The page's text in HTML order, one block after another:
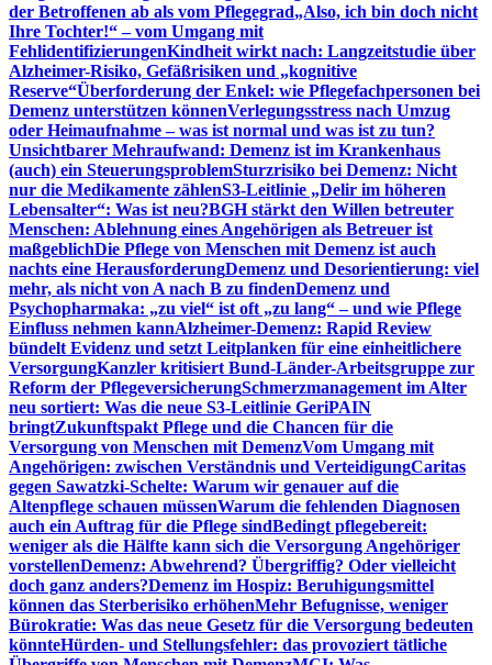
der Betroffenen ab als vom Pflegegrad„Also, ich bin doch nicht
Ihre Tochter!“ – vom Umgang mit
FehlidentifizierungenKindheit wirkt nach: Langzeitstudie über
Alzheimer-Risiko, Gefäßrisiken und „kognitive
Reserve“Überforderung der Enkel: wie Pflegefachpersonen bei
Demenz unterstützen könnenVerlegungsstress nach Umzug
oder Heimaufnahme – was ist normal und was ist zu tun?
Unsichtbarer Mehraufwand: Demenz ist im Krankenhaus
(auch) ein SteuerungsproblemSturzrisiko bei Demenz: Nicht
nur die Medikamente zählenS3-Leitlinie „Delir im höheren
Lebensalter“: Was ist neu?BGH stärkt den Willen betreuter
Menschen: Ablehnung eines Angehörigen als Betreuer ist
maßgeblichDie Pflege von Menschen mit Demenz ist auch
nachts eine HerausforderungDemenz und Desorientierung: viel
mehr, als nicht von A nach B zu findenDemenz und
Psychopharmaka: „zu viel“ ist oft „zu lang“ – und wie Pflege
Einfluss nehmen kannAlzheimer-Demenz: Rapid Review
bündelt Evidenz und setzt Leitplanken für eine einheitlichere
VersorgungKanzler kritisiert Bund-Länder-Arbeitsgruppe zur
Reform der PflegeversicherungSchmerzmanagement im Alter
neu sortiert: Was die neue S3-Leitlinie GeriPAIN
bringtZukunftspakt Pflege und die Chancen für die
Versorgung von Menschen mit DemenzVom Umgang mit
Angehörigen: zwischen Verständnis und VerteidigungCaritas
gegen Sawatzki-Schelte: Warum wir genauer auf die
Altenpflege schauen müssenWarum die fehlenden Diagnosen
auch ein Auftrag für die Pflege sindBedingt pflegebereit:
weniger als die Hälfte kann sich die Versorgung Angehöriger
vorstellenDemenz: Abwehrend? Übergriffig? Oder vielleicht
doch ganz anders?Demenz im Hospiz: Beruhigungsmittel
können das Sterberisiko erhöhenMehr Befugnisse, weniger
Bürokratie: Was das neue Gesetz für die Versorgung bedeuten
könnteHürden- und Stellungsfehler: das provoziert tätliche